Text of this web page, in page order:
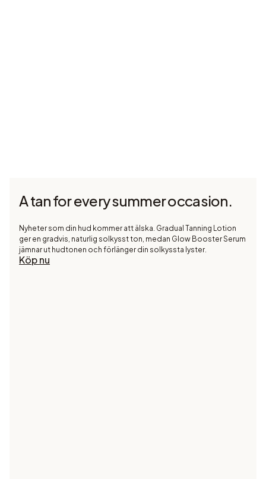
A tan for every summer occasion.
Nyheter som din hud kommer att älska. Gradual Tanning Lotion
ger en gradvis, naturlig solkysst ton, medan Glow Booster Serum
jämnar ut hudtonen och förlänger din solkyssta lyster.
Köp nu